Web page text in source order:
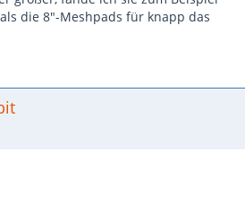
die 8"-Meshpads für knapp das